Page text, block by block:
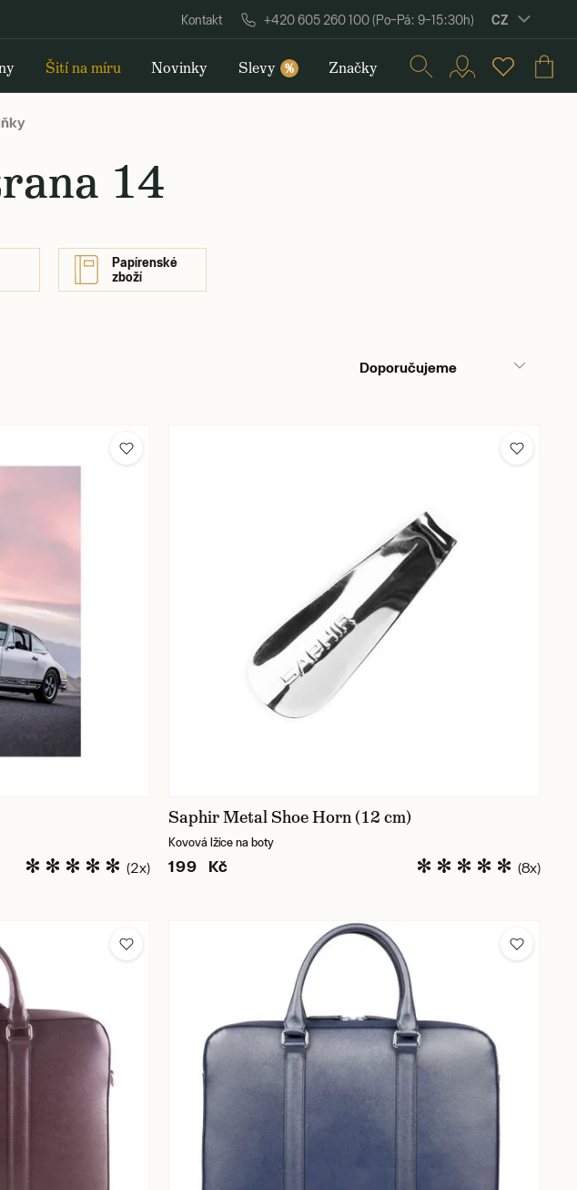
Kontakt +420 605 260 100 (Po–Pá: 9–15:30h) CZ
Šití na míru Novinky Slevy % Značky
14
Papírenské
zboží
Doporučujeme
(2x)
Saphir Metal Shoe Horn (12 cm)
Kovová lžíce na boty
199 Kč (8x)